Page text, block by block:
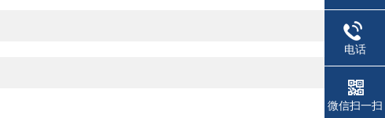
电话
微信扫一扫